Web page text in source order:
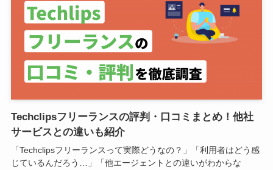
Techclipsフリーランスの評判・口コミまとめ！他社
サービスとの違いも紹介
「Techclipsフリーランスって実際どうなの？」「利用者はどう感
じているんだろう…」「他エージェントとの違いがわからな